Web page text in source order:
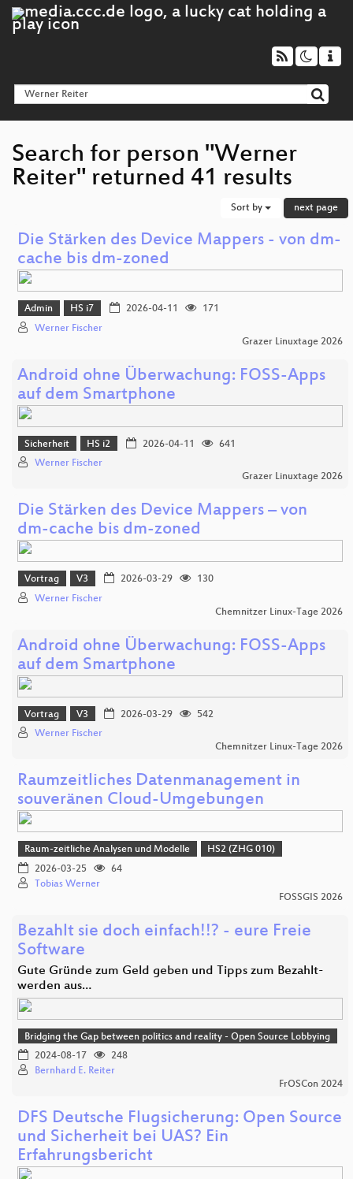
Search for person "Werner
Reiter" returned 41 results
Sort by next page
Die Stärken des Device Mappers - von dm-
cache bis dm-zoned
Admin HS i7 2026-04-11
171
Werner Fischer
Grazer Linuxtage 2026
Android ohne Überwachung: FOSS-Apps
auf dem Smartphone
Sicherheit HS i2 2026-04-11
641
Werner Fischer
Grazer Linuxtage 2026
Die Stärken des Device Mappers – von
dm-cache bis dm-zoned
Vortrag V3 2026-03-29
130
Werner Fischer
Chemnitzer Linux-Tage 2026
Android ohne Überwachung: FOSS-Apps
auf dem Smartphone
Vortrag V3 2026-03-29
542
Werner Fischer
Chemnitzer Linux-Tage 2026
Raumzeitliches Datenmanagement in
souveränen Cloud-Umgebungen
Raum-zeitliche Analysen und Modelle
HS2 (ZHG 010)
2026-03-25
64
Tobias Werner
FOSSGIS 2026
Bezahlt sie doch einfach!!? - eure Freie
Software
Gute Gründe zum Geld geben und Tipps zum Bezahlt-
werden aus…
Bridging the Gap between politics and reality - Open Source Lobbying
2024-08-17
248
Bernhard E. Reiter
FrOSCon 2024
DFS Deutsche Flugsicherung: Open Source
und Sicherheit bei UAS? Ein
Erfahrungsbericht